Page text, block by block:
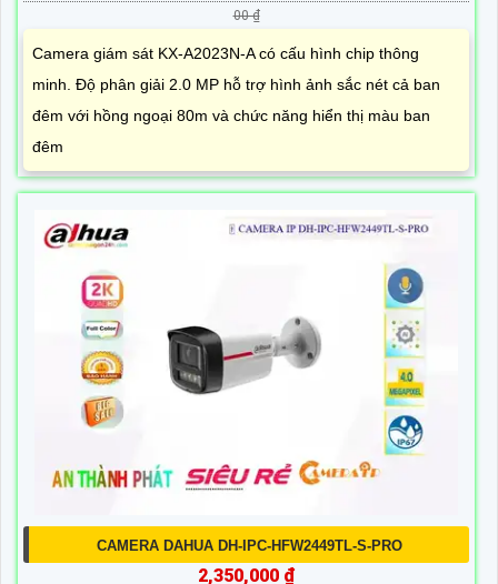
00 ₫
Camera giám sát KX-A2023N-A có cấu hình chip thông
minh. Độ phân giải 2.0 MP hỗ trợ hình ảnh sắc nét cả ban
đêm với hồng ngoại 80m và chức năng hiển thị màu ban
đêm
CAMERA DAHUA DH-IPC-HFW2449TL-S-PRO
2,350,000 ₫